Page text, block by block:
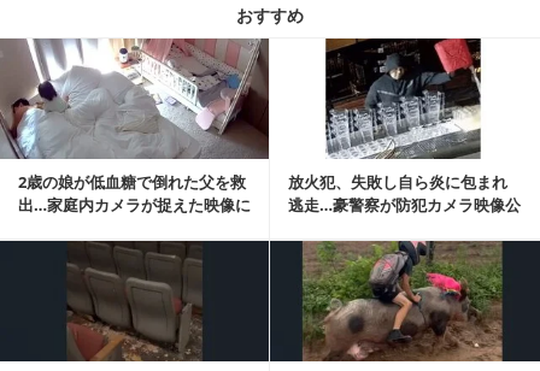
おすすめ
2歳の娘が低血糖で倒れた父を救
出…家庭内カメラが捉えた映像に
放火犯、失敗し自ら炎に包まれ
逃走…豪警察が防犯カメラ映像公
記事を読む
記事を読む